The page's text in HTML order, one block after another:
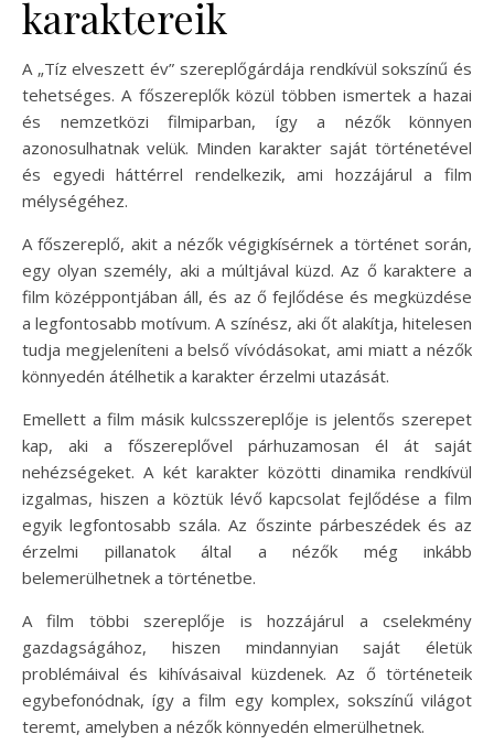
karaktereik
A „Tíz elveszett év” szereplőgárdája rendkívül sokszínű és
tehetséges. A főszereplők közül többen ismertek a hazai
és nemzetközi filmiparban, így a nézők könnyen
azonosulhatnak velük. Minden karakter saját történetével
és egyedi háttérrel rendelkezik, ami hozzájárul a film
mélységéhez.
A főszereplő, akit a nézők végigkísérnek a történet során,
egy olyan személy, aki a múltjával küzd. Az ő karaktere a
film középpontjában áll, és az ő fejlődése és megküzdése
a legfontosabb motívum. A színész, aki őt alakítja, hitelesen
tudja megjeleníteni a belső vívódásokat, ami miatt a nézők
könnyedén átélhetik a karakter érzelmi utazását.
Emellett a film másik kulcsszereplője is jelentős szerepet
kap, aki a főszereplővel párhuzamosan él át saját
nehézségeket. A két karakter közötti dinamika rendkívül
izgalmas, hiszen a köztük lévő kapcsolat fejlődése a film
egyik legfontosabb szála. Az őszinte párbeszédek és az
érzelmi pillanatok által a nézők még inkább
belemerülhetnek a történetbe.
A film többi szereplője is hozzájárul a cselekmény
gazdagságához, hiszen mindannyian saját életük
problémáival és kihívásaival küzdenek. Az ő történeteik
egybefonódnak, így a film egy komplex, sokszínű világot
teremt, amelyben a nézők könnyedén elmerülhetnek.